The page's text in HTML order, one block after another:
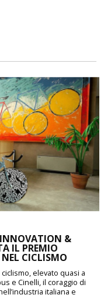
&
IL PREMIO
CICLISMO
elevato quasi a
e Cinelli, il coraggio di
italiana e